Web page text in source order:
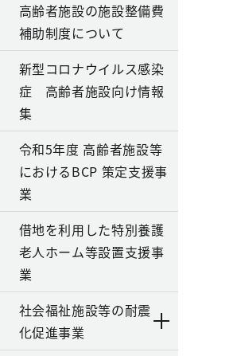
高齢者施設の施設整備費
補助制度について
新型コロナウイルス感染
症 高齢者施設向け情報
集
令和5年度 高齢者施設等
におけるBCP 策定支援事
業
借地を利用した特別養護
老人ホーム等設置支援事
業
社会福祉施設等の耐震
化促進事業